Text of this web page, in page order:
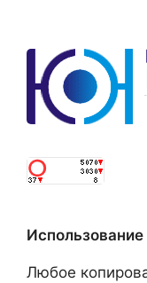
Любое